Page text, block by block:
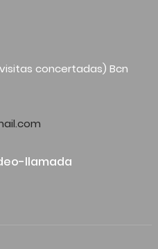
concertadas) Bcn
llamada